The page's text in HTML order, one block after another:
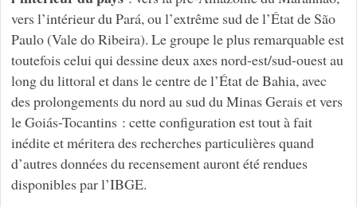
vers l’intérieur du Pará, ou l’extrême sud de l’État de São
Paulo (Vale do Ribeira). Le groupe le plus remarquable est
toutefois celui qui dessine deux axes nord-est/sud-ouest au
long du littoral et dans le centre de l’État de Bahia, avec
des prolongements du nord au sud du Minas Gerais et vers
le Goiás-Tocantins : cette configuration est tout à fait
inédite et méritera des recherches particulières quand
d’autres données du recensement auront été rendues
disponibles par l’IBGE.